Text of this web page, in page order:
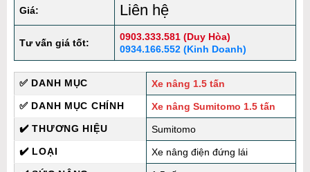
Giá: Liên hệ
Tư vấn giá tốt:
0903.333.581 (Duy Hòa)
0934.166.552 (Kinh Doanh)
✅ DANH MỤC
Xe nâng 1.5 tấn
✅ DANH MỤC CHÍNH
Xe nâng Sumitomo 1.5 tấn
✔️ THƯƠNG HIỆU
Sumitomo
✔️ LOẠI
Xe nâng điện đứng lái